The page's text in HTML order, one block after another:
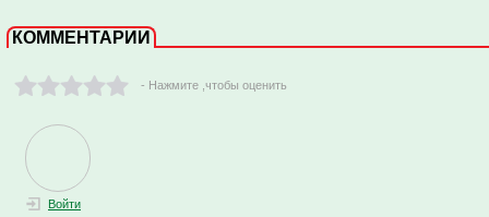
КОММЕНТАРИИ
- Нажмите ,чтобы оценить
Войти